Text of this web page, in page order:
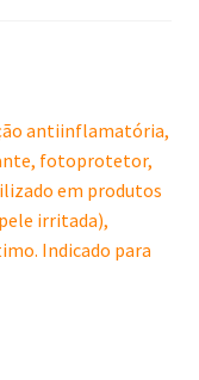
antiinflamatória,
fotoprotetor,
em produtos
irritada),
Indicado para